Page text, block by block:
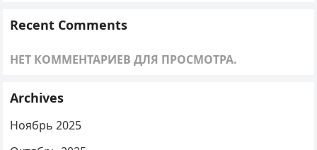
Recent Comments
НЕТ КОММЕНТАРИЕВ ДЛЯ ПРОСМОТРА.
Archives
Ноябрь 2025